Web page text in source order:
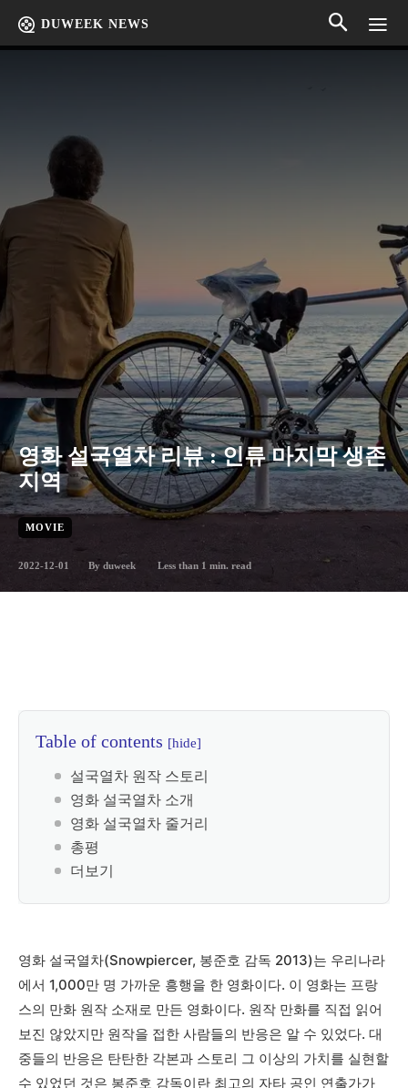
DUWEEK NEWS
영화 설국열차 리뷰 : 인류 마지막 생존
지역
MOVIE
2022-12-01 By duweek Less than 1 min. read
Table of contents [hide]
설국열차 원작 스토리
영화 설국열차 소개
영화 설국열차 줄거리
총평
더보기
영화 설국열차(Snowpiercer, 봉준호 감독 2013)는 우리나라
에서 1,000만 명 가까운 흥행을 한 영화이다. 이 영화는 프랑
스의 만화 원작 소재로 만든 영화이다. 원작 만화를 직접 읽어
보진 않았지만 원작을 접한 사람들의 반응은 알 수 있었다. 대
중들의 반응은 탄탄한 각본과 스토리 그 이상의 가치를 실현할
수 있었던 것은 봉준호 감독이란 최고의 자타 공인 연출가가